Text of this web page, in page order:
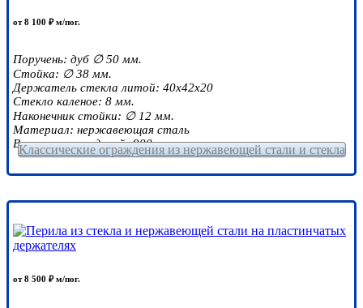
от 8 100 ₽ м/пог.
Поручень: дуб ∅ 50 мм.
Стойка: ∅ 38 мм.
Держатель стекла литой: 40х42х20
Стекло каленое: 8 мм.
Наконечник стойки: ∅ 12 мм.
Материал: нержавеющая сталь
Высота ограждений: 900 мм.
Классические ограждения из нержавеющей стали и стекла
от 8 500 ₽ м/пог.